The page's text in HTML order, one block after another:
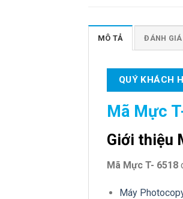
MÔ TẢ ĐÁNH
QUÝ KHÁCH
Mã Mực
Giới thiệu
Mã Mực T- 6518
Máy